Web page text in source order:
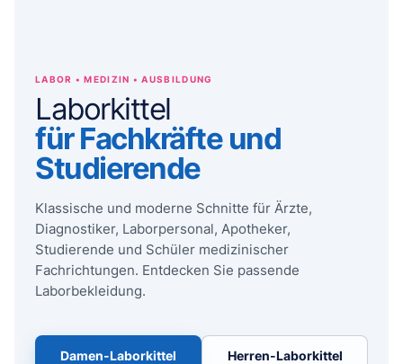
LABOR • MEDIZIN • AUSBILDUNG
Laborkittel
für Fachkräfte und
Studierende
Klassische und moderne Schnitte für Ärzte,
Diagnostiker, Laborpersonal, Apotheker,
Studierende und Schüler medizinischer
Fachrichtungen. Entdecken Sie passende
Laborbekleidung.
Damen-Laborkittel Herren-Laborkittel